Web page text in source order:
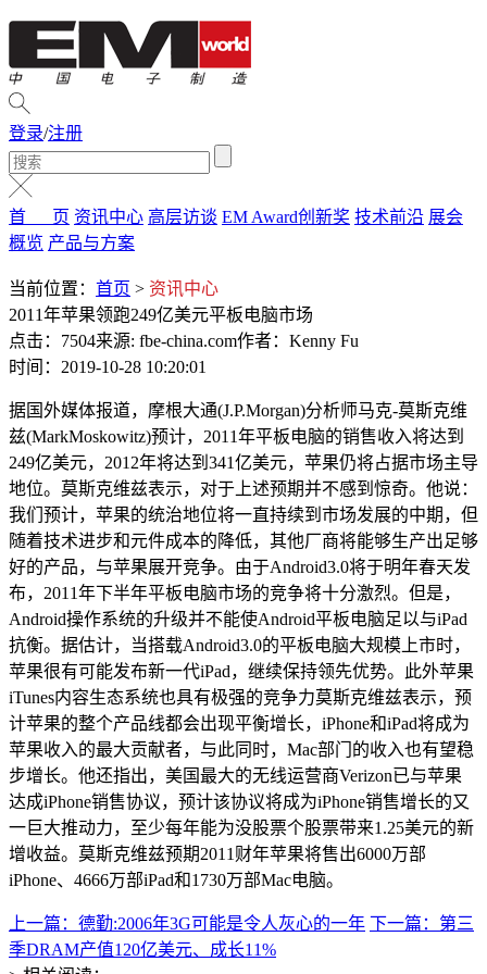
登录/注册
首 页 资讯中心 高层访谈 EM Award创新奖 技术前沿 展会
概览 产品与方案
当前位置： 首页 > 资讯中心
2011年苹果领跑249亿美元平板电脑市场
点击：7504来源: fbe-china.com作者：Kenny Fu
时间：2019-10-28 10:20:01
据国外媒体报道，摩根大通(J.P.Morgan)分析师马克-莫斯克维
兹(MarkMoskowitz)预计，2011年平板电脑的销售收入将达到
249亿美元，2012年将达到341亿美元，苹果仍将占据市场主导
地位。莫斯克维兹表示，对于上述预期并不感到惊奇。他说：
我们预计，苹果的统治地位将一直持续到市场发展的中期，但
随着技术进步和元件成本的降低，其他厂商将能够生产出足够
好的产品，与苹果展开竞争。由于Android3.0将于明年春天发
布，2011年下半年平板电脑市场的竞争将十分激烈。但是，
Android操作系统的升级并不能使Android平板电脑足以与iPad
抗衡。据估计，当搭载Android3.0的平板电脑大规模上市时，
苹果很有可能发布新一代iPad，继续保持领先优势。此外苹果
iTunes内容生态系统也具有极强的竞争力莫斯克维兹表示，预
计苹果的整个产品线都会出现平衡增长，iPhone和iPad将成为
苹果收入的最大贡献者，与此同时，Mac部门的收入也有望稳
步增长。他还指出，美国最大的无线运营商Verizon已与苹果
达成iPhone销售协议，预计该协议将成为iPhone销售增长的又
一巨大推动力，至少每年能为没股票个股票带来1.25美元的新
增收益。莫斯克维兹预期2011财年苹果将售出6000万部
iPhone、4666万部iPad和1730万部Mac电脑。
上一篇：德勤:2006年3G可能是令人灰心的一年 下一篇：第三
季DRAM产值120亿美元、成长11%